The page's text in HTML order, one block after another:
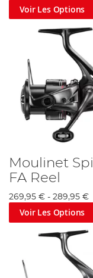
Voir Les Options
Moulinet
FA Reel
269,95 € - 289,95 €
Voir Les Options